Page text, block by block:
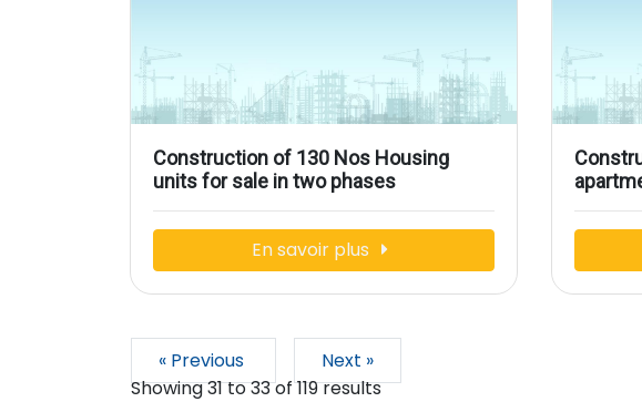
Construction of 130 Nos Housing
units for sale in two phases
En savoir plus
« Previous
Next »
Showing31to33of119results